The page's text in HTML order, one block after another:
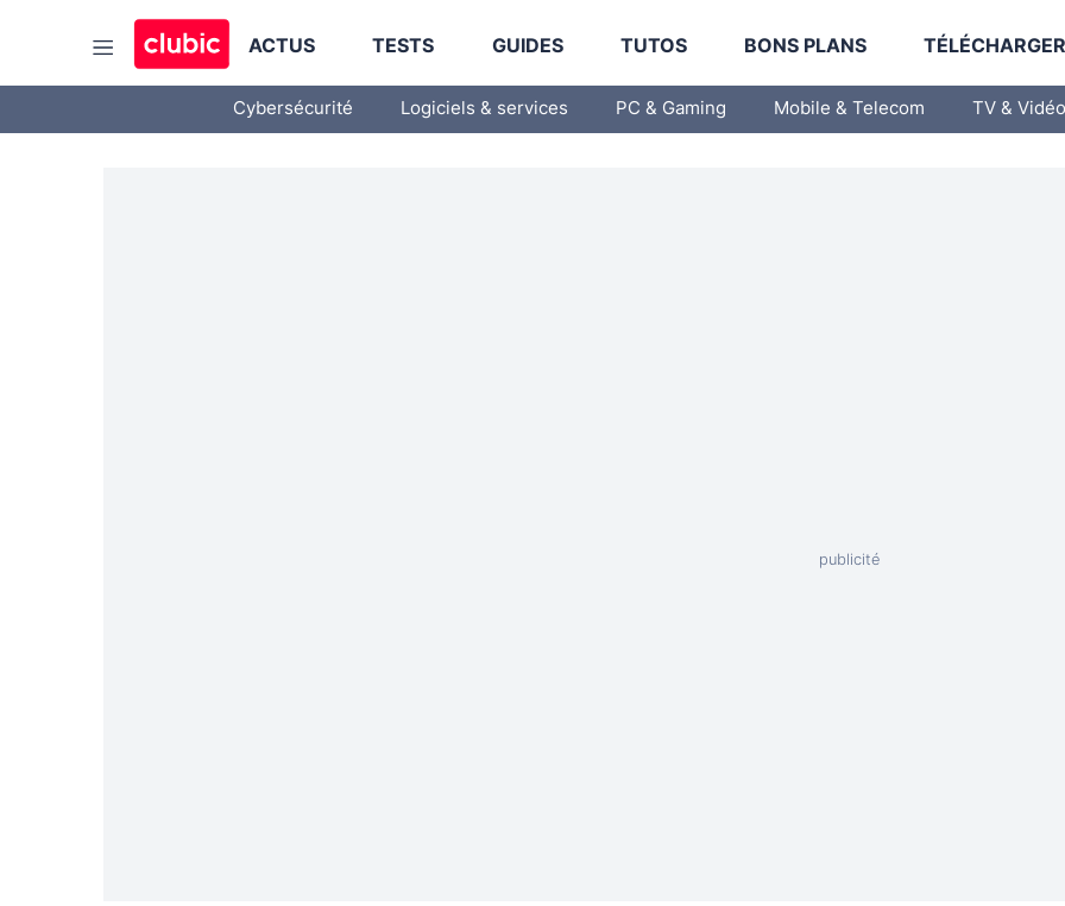
ACTUS TESTS GUIDES TUTOS BONS PLANS
Cybersécurité Logiciels & services PC & Gaming Mobile & Telecom TV & Vidéo